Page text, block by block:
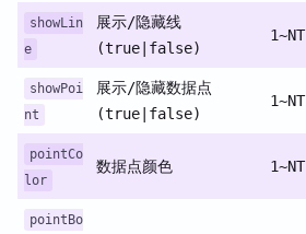
showLin
e
展示/隐藏线
(true|false)
1~NT
showPoi
nt
展示/隐藏数据点
(true|false)
1~NT
pointCo
lor
数据点颜色 1~NT
pointBo